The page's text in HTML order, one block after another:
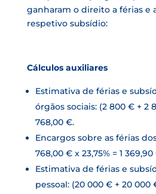
ganharam o direito a férias e
respetivo subsídio:
Cálculos auxiliares
Estimativa de férias e
órgãos sociais: (2 800 € + 2
768,00 €.
Encargos sobre as férias
768,00 € x 23,75% = 1 369,90
Estimativa de férias e
pessoal: (20 000 € + 20 000